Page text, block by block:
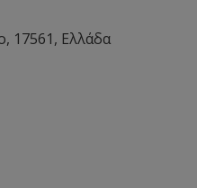
17561, Ελλάδα